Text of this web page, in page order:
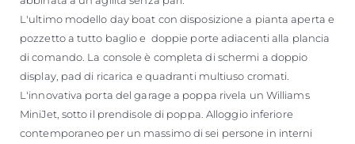
L'ultimo modello day boat con disposizione a pianta aperta e
pozzetto a tutto baglio e doppie porte adiacenti alla plancia
di comando. La console è completa di schermi a doppio
display, pad di ricarica e quadranti multiuso cromati.
L'innovativa porta del garage a poppa rivela un Williams
MiniJet, sotto il prendisole di poppa. Alloggio inferiore
contemporaneo per un massimo di sei persone in interni